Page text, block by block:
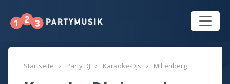
Startseite Party DJ Karaoke-DJs Miltenberg